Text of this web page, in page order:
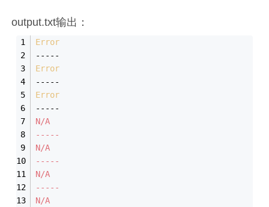
output.txt输出：
Error
-----
Error
-----
Error
-----
N/A
-----
N/A
-----
N/A
-----
N/A